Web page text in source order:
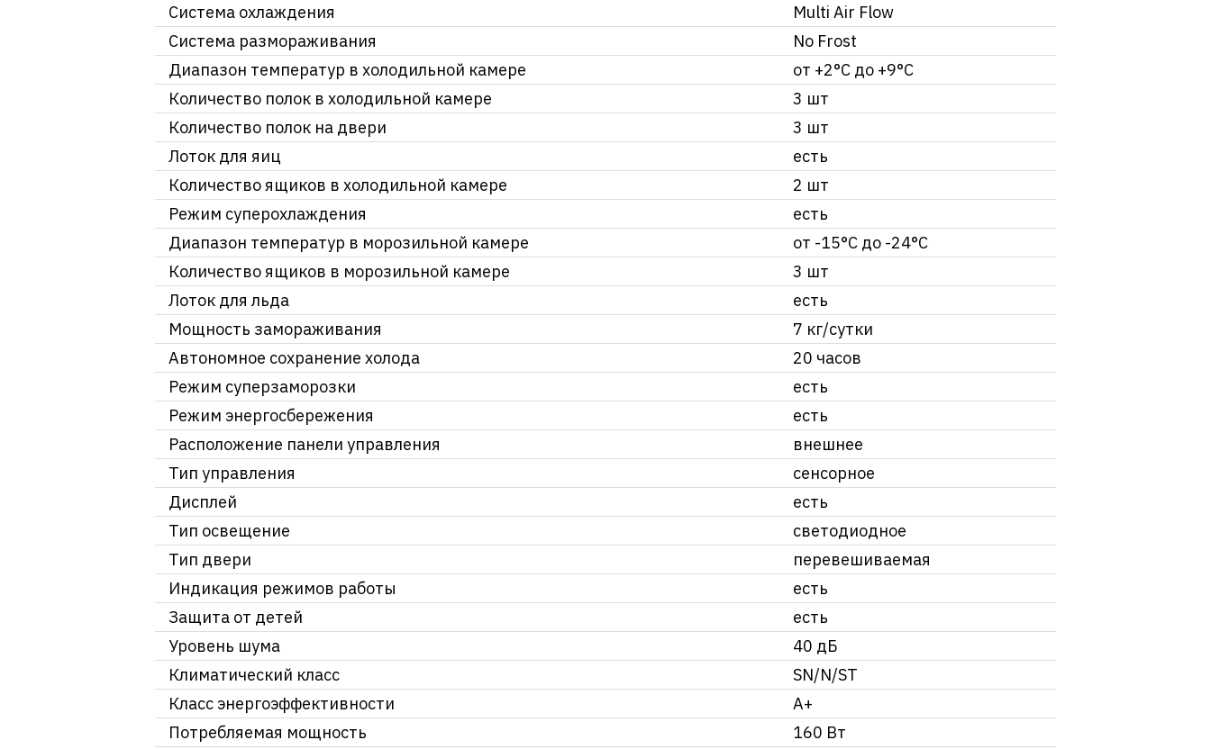
Система охлаждения
Multi Air Flow
Система размораживания
No Frost
Диапазон температур в холодильной камере
от +2°С до +9°C
Количество полок в холодильной камере
3 шт
Количество полок на двери
3 шт
Лоток для яиц
есть
Количество ящиков в холодильной камере
2 шт
Режим суперохлаждения
есть
Диапазон температур в морозильной камере
от -15°С до -24°С
Количество ящиков в морозильной камере
3 шт
Лоток для льда
есть
Мощность замораживания
7 кг/сутки
Автономное сохранение холода
20 часов
Режим суперзаморозки
есть
Режим энергосбережения
есть
Расположение панели управления
внешнее
Тип управления
сенсорное
Дисплей
есть
Тип освещение
светодиодное
Тип двери
перевешиваемая
Индикация режимов работы
есть
Защита от детей
есть
Уровень шума
40 дБ
Климатический класс
SN/N/ST
Класс энергоэффективности
А+
Потребляемая мощность
160 Вт